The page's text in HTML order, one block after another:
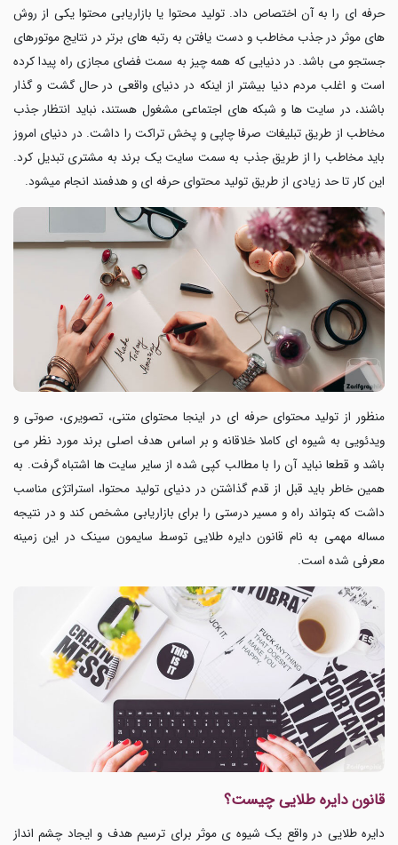
حرفه ای را به آن اختصاص داد. تولید محتوا یا بازاریابی محتوا یکی از روش
های موثر در جذب مخاطب و دست یافتن به رتبه های برتر در نتایج موتورهای
جستجو می باشد. در دنیایی که همه چیز به سمت فضای مجازی راه پیدا کرده
است و اغلب مردم دنیا بیشتر از اینکه در دنیای واقعی در حال گشت و گذار
باشند، در سایت ها و شبکه های اجتماعی مشغول هستند، نباید انتظار جذب
مخاطب از طریق تبلیغات صرفا چاپی و پخش تراکت را داشت. در دنیای امروز
باید مخاطب را از طریق جذب به سمت سایت یک برند به مشتری تبدیل کرد.
این کار تا حد زیادی از طریق تولید محتوای حرفه ای و هدفمند انجام میشود.
منظور از تولید محتوای حرفه ای در اینجا محتوای متنی، تصویری، صوتی و
ویدئویی به شیوه ای کاملا خلاقانه و بر اساس هدف اصلی برند مورد نظر می
باشد و قطعا نباید آن را با مطالب کپی شده از سایر سایت ها اشتباه گرفت. به
همین خاطر باید قبل از قدم گذاشتن در دنیای تولید محتوا، استراتژی مناسب
داشت که بتواند راه و مسیر درستی را برای بازاریابی مشخص کند و در نتیجه
مساله مهمی به نام قانون دایره طلایی توسط سایمون سینک در این زمینه
معرفی شده است.
قانون دایره طلایی چیست؟
دایره طلایی در واقع یک شیوه ی موثر برای ترسیم هدف و ایجاد چشم انداز